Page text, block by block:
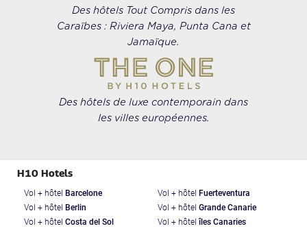
Des hôtels Tout Compris dans les
Caraïbes : Riviera Maya, Punta Cana et
Jamaïque.
Des hôtels de luxe contemporain dans
les villes européennes.
H10 Hotels
Vol + hôtel Barcelone
Vol + hôtel Berlin
Vol + hôtel Costa del Sol
Vol + hôtel Fuerteventura
Vol + hôtel Grande Canarie
Vol + hôtel îles Canaries